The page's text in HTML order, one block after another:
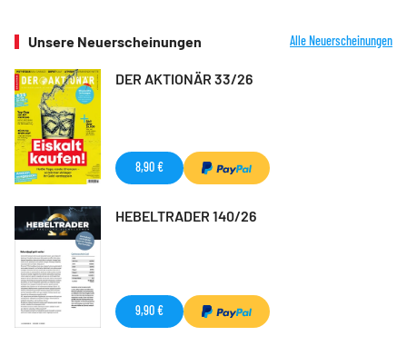
Unsere Neuerscheinungen Alle Neuerscheinungen
DER AKTIONÄR 33/26
8,90 €
HEBELTRADER 140/26
9,90 €